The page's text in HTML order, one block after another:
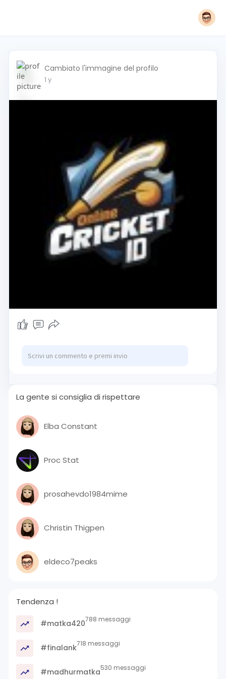
Cambiato l'immagine del profilo
1 y
La gente si consiglia di rispettare
Elba Constant
Proc Stat
prosahevdo1984mime
Christin Thigpen
eldeco7peaks
Tendenza !
#matka420788 messaggi
#finalank718 messaggi
#madhurmatka530 messaggi